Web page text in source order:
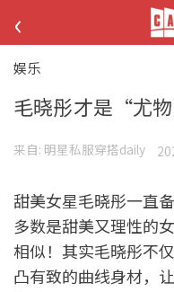
‹
娱乐
毛晓彤才是“尤
来自: 明星私服穿搭daily
甜美女星毛晓彤一直
多数是甜美又理性的
相似！其实毛晓彤不
凸有致的曲线身材，